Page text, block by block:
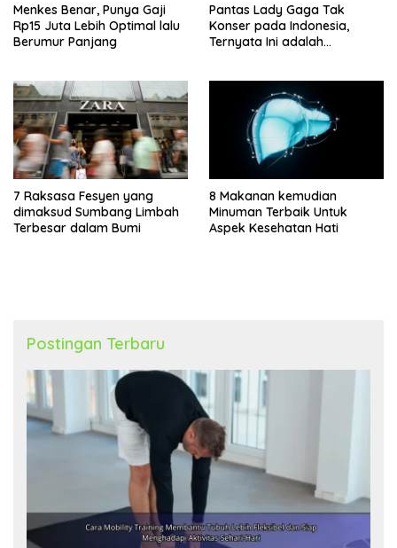
Menkes Benar, Punya Gaji
Rp15 Juta Lebih Optimal lalu
Berumur Panjang
Pantas Lady Gaga Tak
Konser pada Indonesia,
Ternyata Ini adalah
7 Raksasa Fesyen yang
dimaksud Sumbang Limbah
Terbesar dalam Bumi
8 Makanan kemudian
Minuman Terbaik Untuk
Aspek Kesehatan Hati
Postingan Terbaru